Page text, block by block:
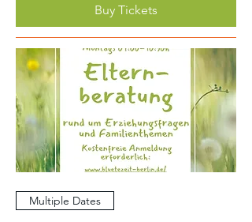
Buy Tickets
Multiple Dates